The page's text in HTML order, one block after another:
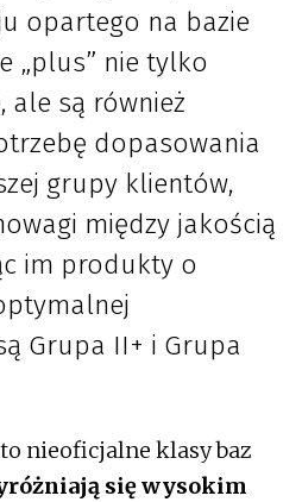
opartego na bazie
„plus” nie tylko
ale są również
dopasowania
grupy klientów,
między jakością
im produkty o
Grupa II+ i Grupa
nieoficjalne klasy baz
się wysokim